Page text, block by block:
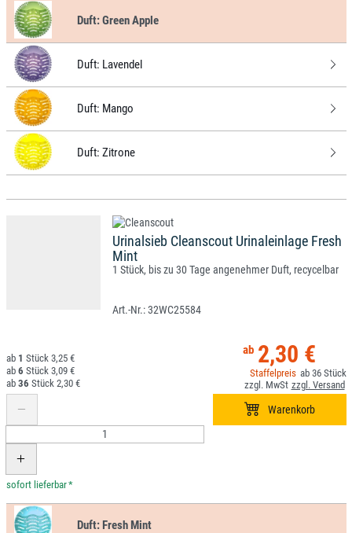
Duft:Green Apple
Duft: Lavendel
Duft: Mango
Duft: Zitrone
Urinalsieb Cleanscout Urinaleinlage Fresh
Mint
1 Stück, bis zu 30 Tage angenehmer Duft, recycelbar
32WC25584
2,30 €
36
1
3,25 €
6
3,09 €
36
2,30 €
*
Duft:Fresh Mint